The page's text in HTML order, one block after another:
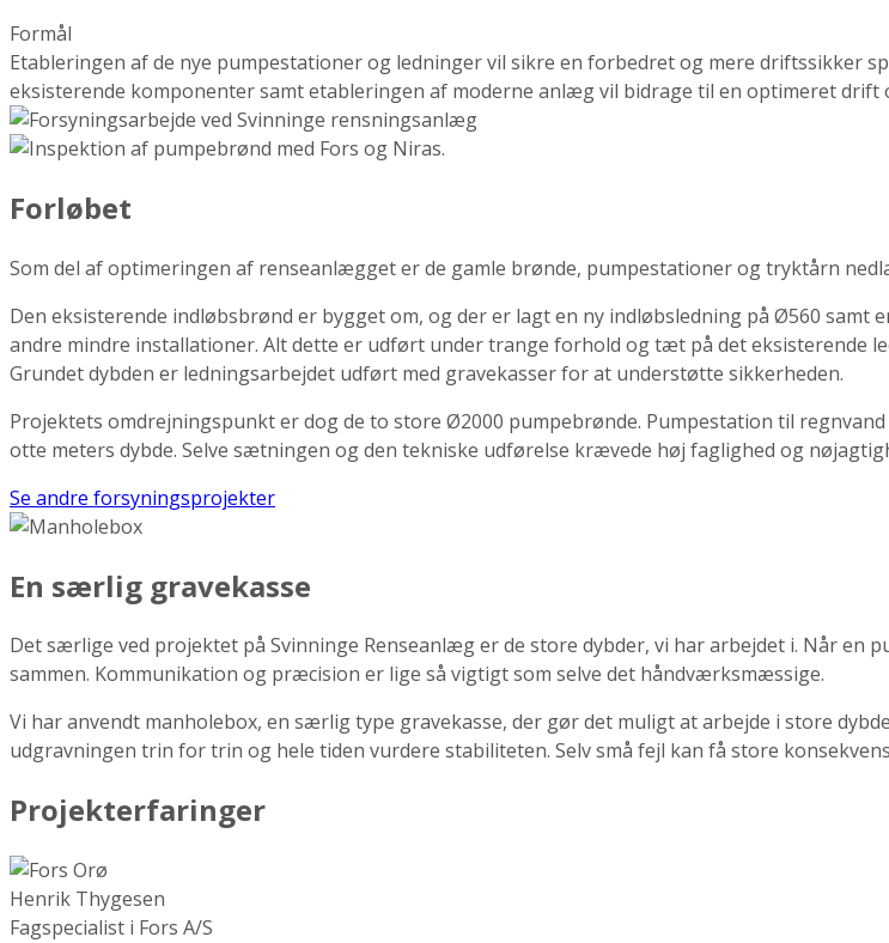
Formål
Etableringen af de nye pumpestationer og ledninger vil sikre en forbedret og mere driftssikker
eksisterende komponenter samt etableringen af moderne anlæg vil bidrage til en optimeret drift
Forløbet
Som del af optimeringen af renseanlægget er de gamle brønde, pumpestationer og tryktårn
Den eksisterende indløbsbrønd er bygget om, og der er lagt en ny indløbsledning på Ø560
andre mindre installationer. Alt dette er udført under trange forhold og tæt på det eksisterende
Grundet dybden er ledningsarbejdet udført med gravekasser for at understøtte sikkerheden.
Projektets omdrejningspunkt er dog de to store Ø2000 pumpebrønde. Pumpestation til
otte meters dybde. Selve sætningen og den tekniske udførelse krævede høj faglighed og
Se andre forsyningsprojekter
En særlig gravekasse
Det særlige ved projektet på Svinninge Renseanlæg er de store dybder, vi har arbejdet i. Når en
sammen. Kommunikation og præcision er lige så vigtigt som selve det håndværksmæssige.
Vi har anvendt manholebox, en særlig type gravekasse, der gør det muligt at arbejde i store
udgravningen trin for trin og hele tiden vurdere stabiliteten. Selv små fejl kan få store
Projekterfaringer
Henrik Thygesen
Fagspecialist i Fors A/S